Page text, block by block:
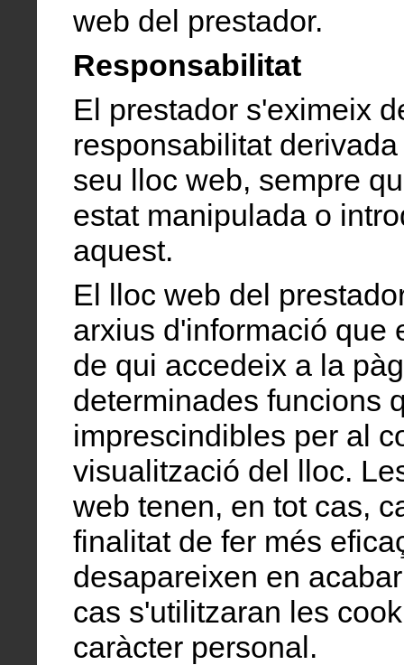
web del prestador.
Responsabilitat
El prestador s'eximeix
responsabilitat
seu lloc web, sempre
estat manipulada o
aquest.
El lloc web del
arxius d'informació que
de qui accedeix a la
determinades funcions
imprescindibles per al
visualització del lloc.
web tenen, en tot cas,
finalitat de fer més
desapareixen en
cas s'utilitzaran les
caràcter personal.